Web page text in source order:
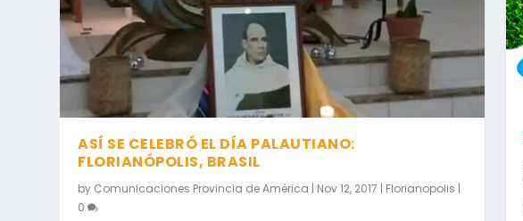
ASÍ SE CELEBRÓ EL DÍA PALAUTIANO:
FLORIANÓPOLIS, BRASIL
by Comunicaciones Provincia de América | Nov 12, 2017 | Florianopolis |
0